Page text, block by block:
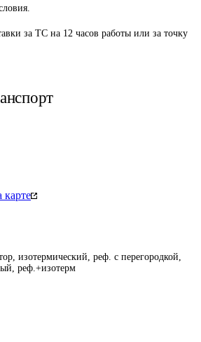
за ТС на 12 часов работы или за точку
изотермический, реф. с перегородкой,
реф.+изотерм